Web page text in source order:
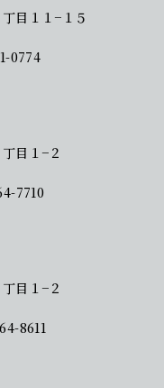
目１１−１５
0774
目１−２
7710
目１−２
8611